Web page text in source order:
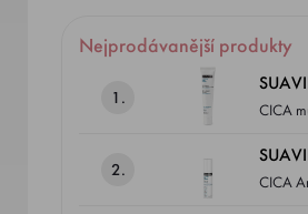
Nejprodávanější produkty
1.
CICA
2.
CICA